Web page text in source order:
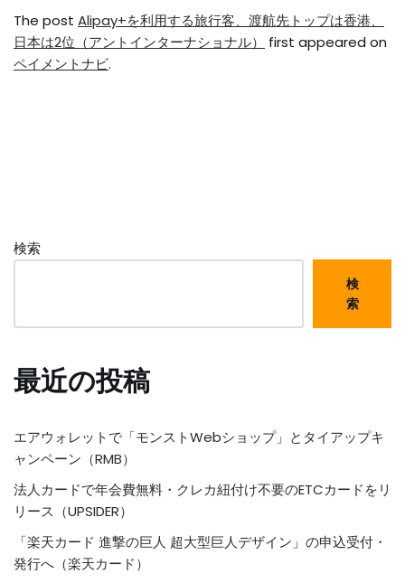
The post Alipay+を利用する旅行客、渡航先トップは香港、
日本は2位（アントインターナショナル）
first appeared on
ペイメントナビ.
検索
検
索
最近の投稿
エアウォレットで「モンストWebショップ」とタイアップキ
ャンペーン（RMB）
法人カードで年会費無料・クレカ紐付け不要のETCカードをリ
リース（UPSIDER）
「楽天カード 進撃の巨人 超大型巨人デザイン」の申込受付・
発行へ（楽天カード）